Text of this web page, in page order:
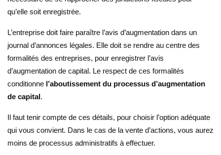
qu’elle soit enregistrée.
L’entreprise doit faire paraître l’avis d’augmentation dans un
journal d’annonces légales. Elle doit se rendre au centre des
formalités des entreprises, pour enregistrer l’avis
d’augmentation de capital. Le respect de ces formalités
conditionne l’aboutissement du processus d’augmentation
de capital.
Il faut tenir compte de ces détails, pour choisir l’option adéquate
qui vous convient. Dans le cas de la vente d’actions, vous aurez
moins de processus administratifs à effectuer.